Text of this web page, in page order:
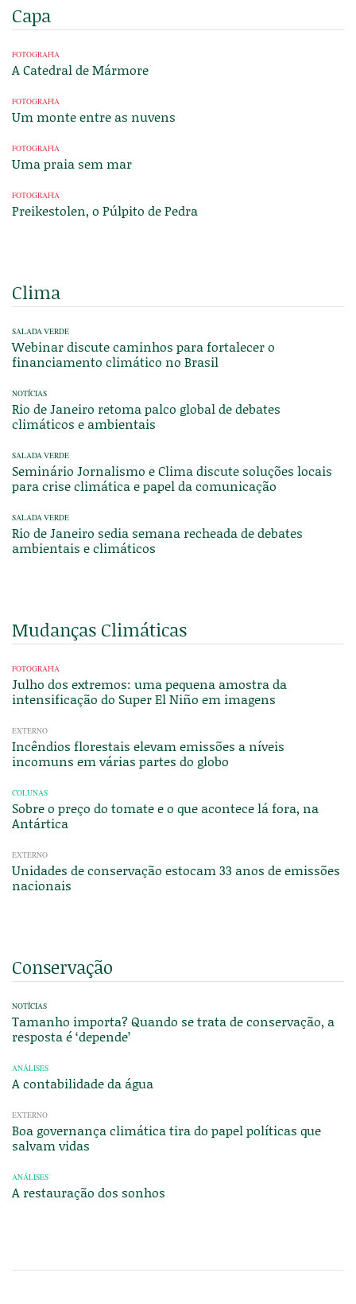
Capa
FOTOGRAFIA
A Catedral de Mármore
FOTOGRAFIA
Um monte entre as nuvens
FOTOGRAFIA
Uma praia sem mar
FOTOGRAFIA
Preikestolen, o Púlpito de Pedra
Clima
SALADA VERDE
Webinar discute caminhos para fortalecer o
financiamento climático no Brasil
NOTÍCIAS
Rio de Janeiro retoma palco global de debates
climáticos e ambientais
SALADA VERDE
Seminário Jornalismo e Clima discute soluções locais
para crise climática e papel da comunicação
SALADA VERDE
Rio de Janeiro sedia semana recheada de debates
ambientais e climáticos
Mudanças Climáticas
FOTOGRAFIA
Julho dos extremos: uma pequena amostra da
intensificação do Super El Niño em imagens
EXTERNO
Incêndios florestais elevam emissões a níveis
incomuns em várias partes do globo
COLUNAS
Sobre o preço do tomate e o que acontece lá fora, na
Antártica
EXTERNO
Unidades de conservação estocam 33 anos de emissões
nacionais
Conservação
NOTÍCIAS
Tamanho importa? Quando se trata de conservação, a
resposta é ‘depende’
ANÁLISES
A contabilidade da água
EXTERNO
Boa governança climática tira do papel políticas que
salvam vidas
ANÁLISES
A restauração dos sonhos